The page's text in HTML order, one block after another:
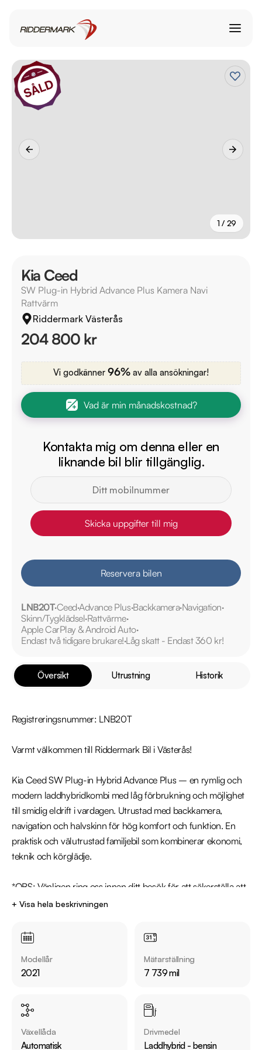
1 / 29
Kia Ceed
SW Plug-in Hybrid Advance Plus Kamera Navi
Rattvärm
Riddermark Västerås
204 800 kr
Vi godkänner 96% av alla ansökningar!
Vad är min månadskostnad?
Kontakta mig om denna eller en
liknande bil blir tillgänglig.
Skicka uppgifter till mig
Reservera bilen
LNB20TCeed Advance Plus BackkameraNavigation
Skinn/TygklädselRattvärme
Apple CarPlay & Android Auto
Endast två tidigare brukare! Låg skatt - Endast 360 kr!
Översikt Utrustning Historik
Registreringsnummer: LNB20T
Varmt välkommen till Riddermark Bil i Västerås!
Kia Ceed SW Plug-in Hybrid Advance Plus – en rymlig och
modern laddhybridkombi med låg förbrukning och möjlighet
till smidig eldrift i vardagen. Utrustad med backkamera,
navigation och halvskinn för hög komfort och funktion. En
praktisk och välutrustad familjebil som kombinerar ekonomi,
teknik och körglädje.
*OBS: Vänligen ring oss innan ditt besök för att säkerställa att
bilen finns i butiken, då den kan vara placerad på en annan
Utrustning inkluderar:
+ Visa hela beskrivningen
Modellår
2021
Mätarställning
7 739 mil
Växellåda
Automatisk
Drivmedel
Laddhybrid - bensin